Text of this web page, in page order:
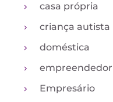
casa própria
criança autista
doméstica
empreendedor
Empresário